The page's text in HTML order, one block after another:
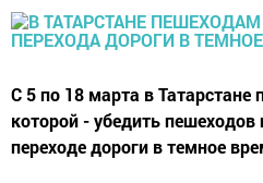
С 5 по 18 марта в Татарстане
которой - убедить
переходе дороги в темное